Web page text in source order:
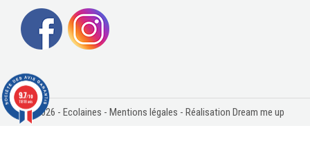
© 2026 - Ecolaines - Mentions légales - Réalisation Dream me up
9.7/10
11818 avis